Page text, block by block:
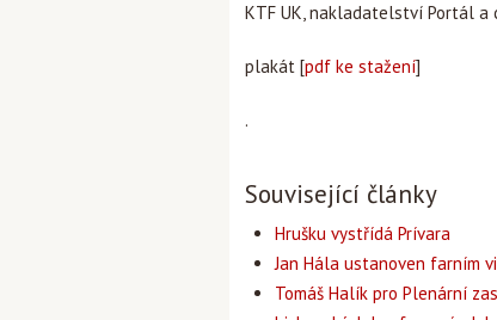
KTF UK, nakladatelství Portál a
plakát [pdf ke stažení]
.
Související články
Hrušku vystřídá Prívara
Jan Hála ustanoven farním
Tomáš Halík pro Plenární